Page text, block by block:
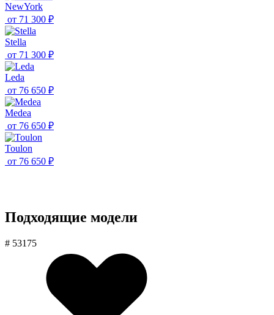
NewYork
от 71 300 ₽
Stella
от 71 300 ₽
Leda
от 76 650 ₽
Medea
от 76 650 ₽
Toulon
от 76 650 ₽
Подходящие модели
# 53175